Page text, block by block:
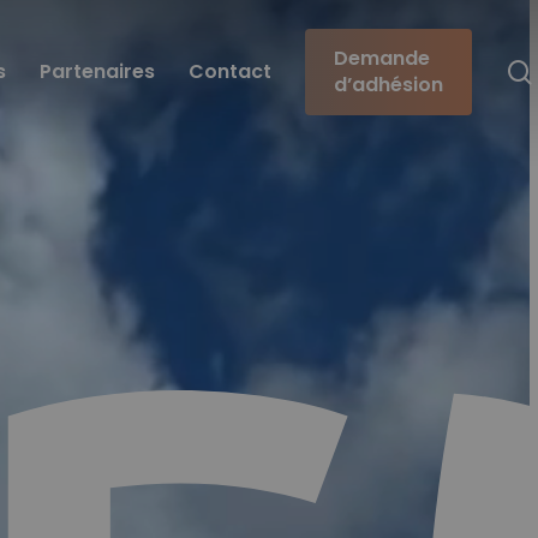
Partenaires Contact
Demande
d’adhésion